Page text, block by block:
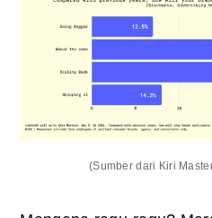
(Sumber dari Kiri